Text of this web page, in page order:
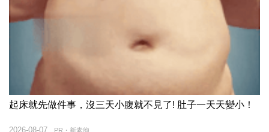
起床就先做件事，沒三天小腹就不見了! 肚子一天天變小！
PR・新素簡
2026-08-07